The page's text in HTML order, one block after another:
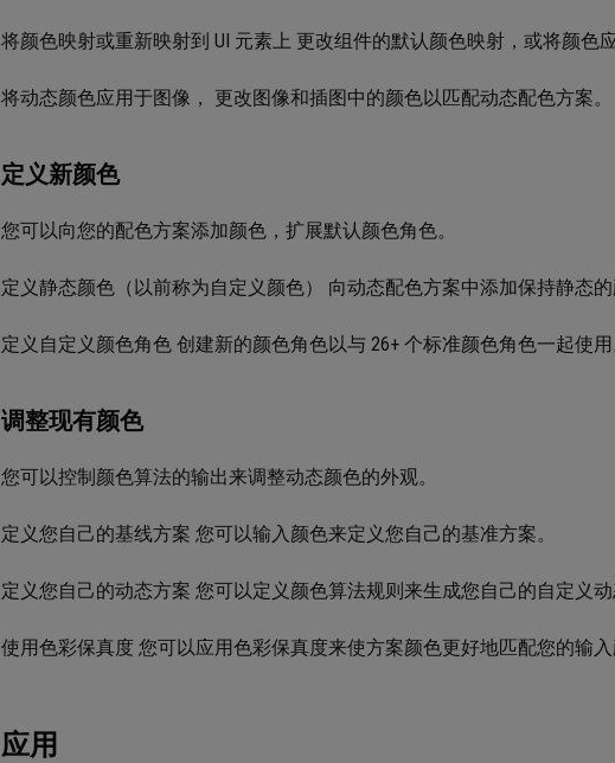
将颜色映射或重新映射到 UI 元素上 更改组件的默认颜色映射，或将颜色
将动态颜色应用于图像， 更改图像和插图中的颜色以匹配动态配色方案。
定义新颜色
您可以向您的配色方案添加颜色，扩展默认颜色角色。
定义静态颜色（以前称为自定义颜色） 向动态配色方案中添加保持静态
定义自定义颜色角色 创建新的颜色角色以与 26+ 个标准颜色角色一起使用
调整现有颜色
您可以控制颜色算法的输出来调整动态颜色的外观。
定义您自己的基线方案 您可以输入颜色来定义您自己的基准方案。
定义您自己的动态方案 您可以定义颜色算法规则来生成您自己的自定义动
使用色彩保真度 您可以应用色彩保真度来使方案颜色更好地匹配您的输入
应用